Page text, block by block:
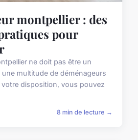
montpellier : des
pour
ne doit pas être un
multitude de déménageurs
disposition, vous pouvez
8 min de lecture →